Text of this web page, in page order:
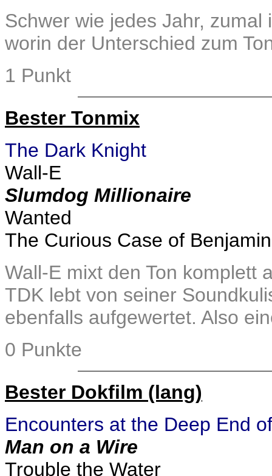
Schwer wie jedes Jahr,
worin der Unterschied zum
1 Punkt
Bester Tonmix
The Dark Knight
Wall-E
Slumdog Millionaire
Wanted
The Curious Case of
Wall-E mixt den Ton komplett
TDK lebt von seiner
ebenfalls aufgewertet. Also
0 Punkte
Bester Dokfilm (lang)
Encounters at the Deep End
Man on a Wire
Trouble the Water